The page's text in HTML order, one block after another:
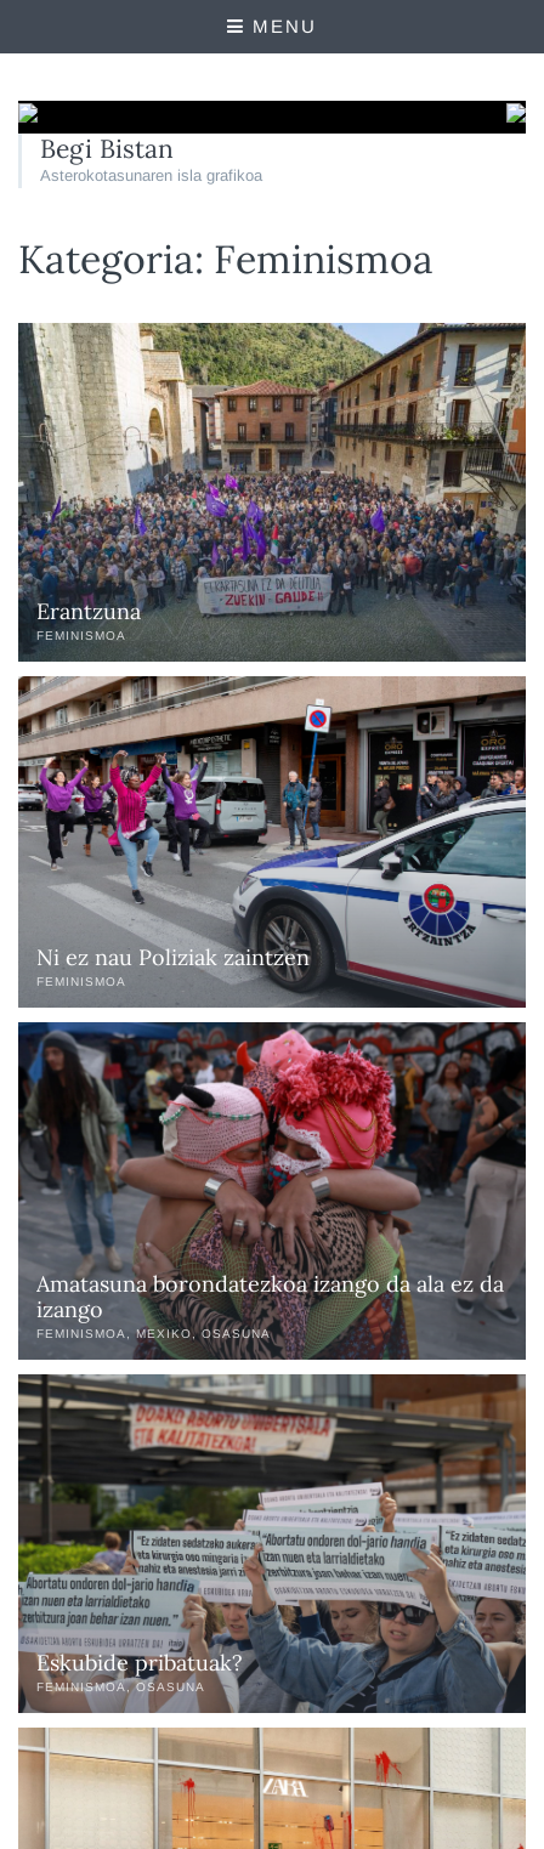
MENU
Begi Bistan
Asterokotasunaren isla grafikoa
Kategoria: Feminismoa
Erantzuna
FEMINISMOA
Ni ez nau Poliziak zaintzen
FEMINISMOA
Amatasuna borondatezkoa izango da ala ez da
izango
FEMINISMOA MEXIKO OSASUNA
Eskubide pribatuak?
FEMINISMOA OSASUNA